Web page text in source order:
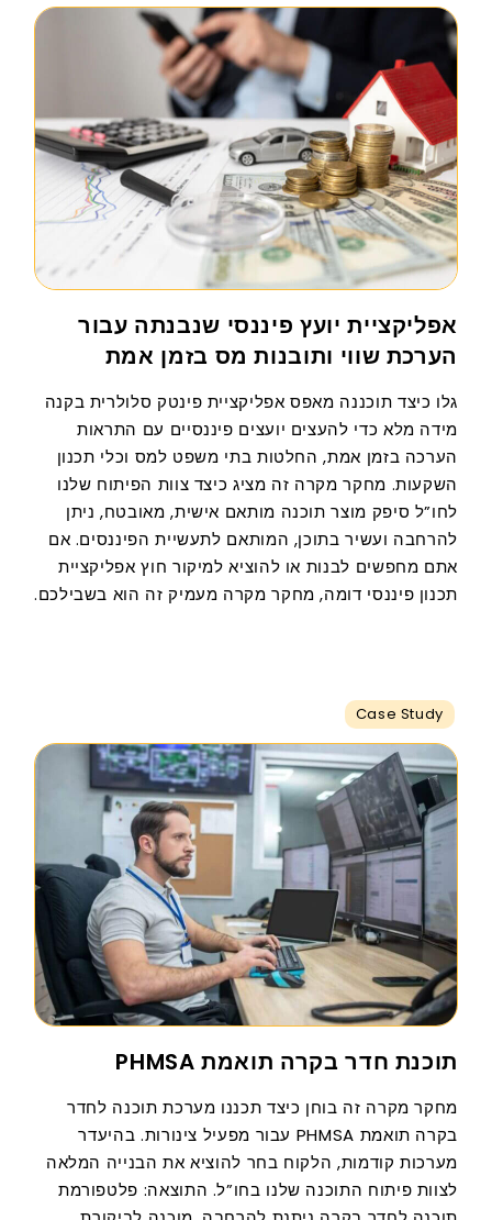
אפליקציית יועץ פיננסי שנבנתה עבור
הערכת שווי ותובנות מס בזמן אמת
גלו כיצד תוכננה מאפס אפליקציית פינטק סלולרית בקנה
מידה מלא כדי להעצים יועצים פיננסיים עם התראות
הערכה בזמן אמת, החלטות בתי משפט למס וכלי תכנון
השקעות. מחקר מקרה זה מציג כיצד צוות הפיתוח שלנו
לחו”ל סיפק מוצר תוכנה מותאם אישית, מאובטח, ניתן
להרחבה ועשיר בתוכן, המותאם לתעשיית הפיננסים. אם
אתם מחפשים לבנות או להוציא למיקור חוץ אפליקציית
תכנון פיננסי דומה, מחקר מקרה מעמיק זה הוא בשבילכם.
Case Study
תוכנת חדר בקרה תואמת PHMSA
מחקר מקרה זה בוחן כיצד תכננו מערכת תוכנה לחדר
בקרה תואמת PHMSA עבור מפעיל צינורות. בהיעדר
מערכות קודמות, הלקוח בחר להוציא את הבנייה המלאה
לצוות פיתוח התוכנה שלנו בחו”ל. התוצאה: פלטפורמת